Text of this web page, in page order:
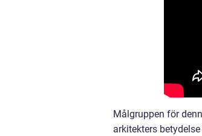
Målgruppen för
arkitekters